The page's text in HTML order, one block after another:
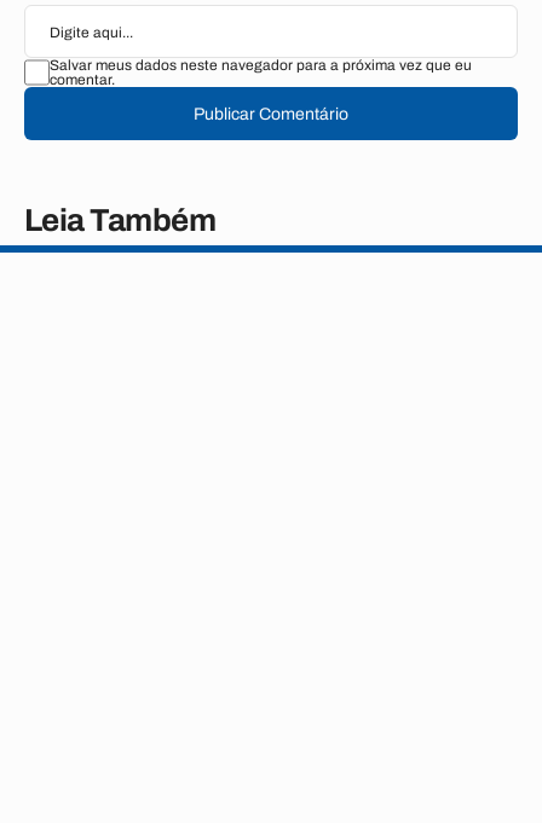
Salvar meus dados neste navegador para a próxima vez que eu
comentar.
Publicar Comentário
Leia Também